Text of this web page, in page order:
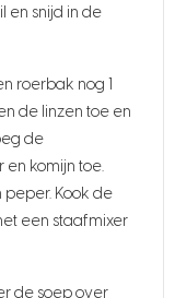
en snijd in de
roerbak nog 1
de linzen toe en
de
komijn toe.
Kook de
een staafmixer
de soep over